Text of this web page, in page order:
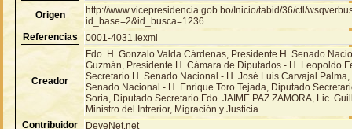
Origen
http://www.vicepresidencia.gob.bo/Inicio/tabid/36/ctl/
id_base=2&id_busca=1236
Referencias
0001-4031.lexml
Creador
Fdo. H. Gonzalo Valda Cárdenas, Presidente H. Senado
Guzmán, Presidente H. Cámara de Diputados - H. Leopoldo
Secretario H. Senado Nacional - H. José Luis Carvajal
Senado Nacional - H. Enrique Toro Tejada, Diputado
Soria, Diputado Secretario Fdo. JAIME PAZ ZAMORA, Lic.
Ministro del Intrerior, Migración y Justicia.
Contribuidor
DeveNet.net